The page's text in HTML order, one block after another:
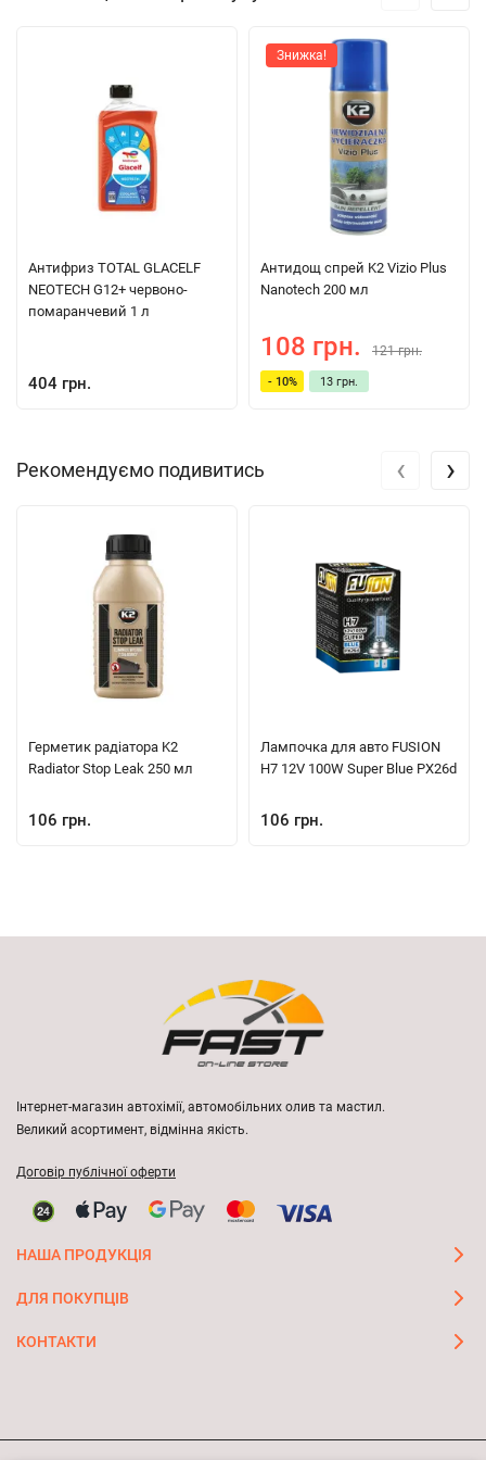
Антифриз TOTAL GLACELF
NEOTECH G12+ червоно-
помаранчевий 1 л
404 грн.
Знижка!
Антидощ спрей K2 Vizio Plus
Nanotech 200 мл
108 грн. 121 грн.
- 10% 13 грн.
Рекомендуємо подивитись
Герметик радіатора K2
Radiator Stop Leak 250 мл
106 грн.
Лампочка для авто FUSION
H7 12V 100W Super Blue PX26d
106 грн.
‹ ›
Інтернет-магазин автохімії, автомобільних олив та мастил.
Великий асортимент, відмінна якість.
Договір публічної оферти
НАША ПРОДУКЦІЯ
ДЛЯ ПОКУПЦІВ
КОНТАКТИ